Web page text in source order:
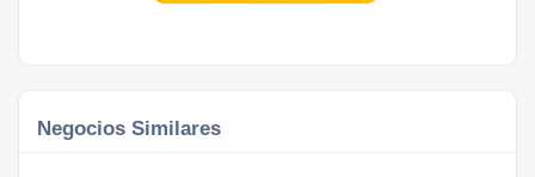
Negocios Similares